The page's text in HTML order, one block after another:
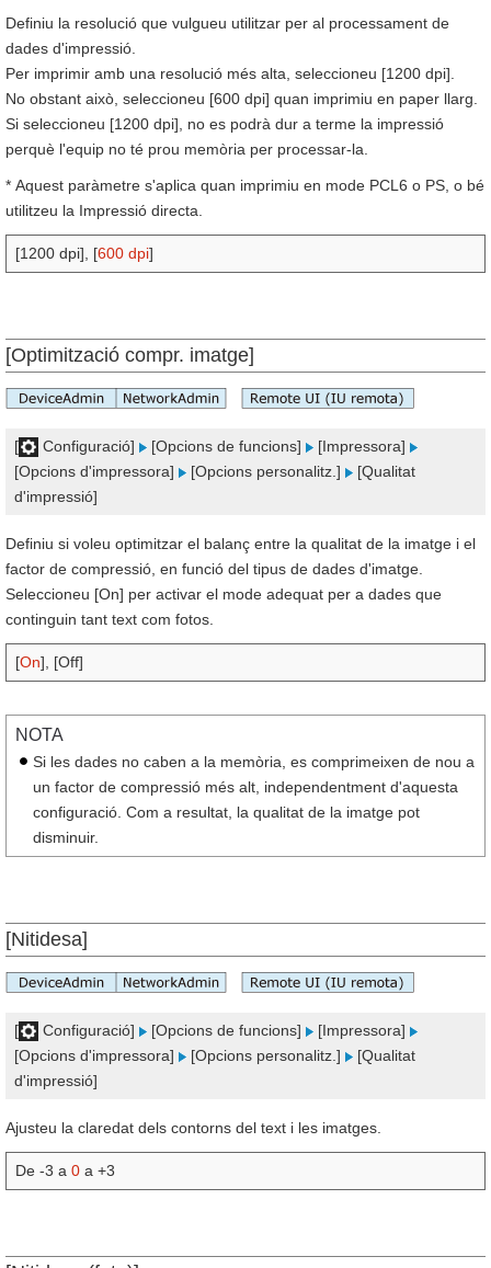
Definiu la resolució que vulgueu utilitzar per al processament de
dades d'impressió.
Per imprimir amb una resolució més alta, seleccioneu [1200 dpi].
No obstant això, seleccioneu [600 dpi] quan imprimiu en paper llarg.
Si seleccioneu [1200 dpi], no es podrà dur a terme la impressió
perquè l'equip no té prou memòria per processar-la.
* Aquest paràmetre s'aplica quan imprimiu en mode PCL6 o PS, o bé
utilitzeu la Impressió directa.
[1200 dpi], [600 dpi]
[Optimització compr. imatge]
[ Configuració] [Opcions de funcions]
[Impressora]
[Opcions d'impressora]
[Opcions personalitz.]
[Qualitat
d'impressió]
Definiu si voleu optimitzar el balanç entre la qualitat de la imatge i el
factor de compressió, en funció del tipus de dades d'imatge.
Seleccioneu [On] per activar el mode adequat per a dades que
continguin tant text com fotos.
[On], [Off]
NOTA
Si les dades no caben a la memòria, es comprimeixen de nou a
un factor de compressió més alt, independentment d'aquesta
configuració. Com a resultat, la qualitat de la imatge pot
disminuir.
[Nitidesa]
[ Configuració] [Opcions de funcions]
[Impressora]
[Opcions d'impressora]
[Opcions personalitz.]
[Qualitat
d'impressió]
Ajusteu la claredat dels contorns del text i les imatges.
De -3 a 0 a +3